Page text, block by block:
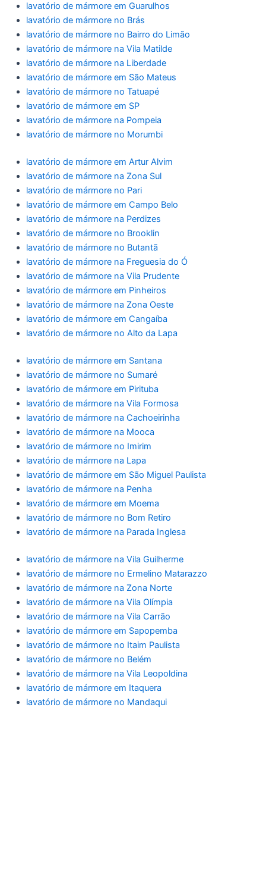
lavatório de mármore em Guarulhos
lavatório de mármore no Brás
lavatório de mármore no Bairro do Limão
lavatório de mármore na Vila Matilde
lavatório de mármore na Liberdade
lavatório de mármore em São Mateus
lavatório de mármore no Tatuapé
lavatório de mármore em SP
lavatório de mármore na Pompeia
lavatório de mármore no Morumbi
lavatório de mármore em Artur Alvim
lavatório de mármore na Zona Sul
lavatório de mármore no Pari
lavatório de mármore em Campo Belo
lavatório de mármore na Perdizes
lavatório de mármore no Brooklin
lavatório de mármore no Butantã
lavatório de mármore na Freguesia do Ó
lavatório de mármore na Vila Prudente
lavatório de mármore em Pinheiros
lavatório de mármore na Zona Oeste
lavatório de mármore em Cangaíba
lavatório de mármore no Alto da Lapa
lavatório de mármore em Santana
lavatório de mármore no Sumaré
lavatório de mármore em Pirituba
lavatório de mármore na Vila Formosa
lavatório de mármore na Cachoeirinha
lavatório de mármore na Mooca
lavatório de mármore no Imirim
lavatório de mármore na Lapa
lavatório de mármore em São Miguel Paulista
lavatório de mármore na Penha
lavatório de mármore em Moema
lavatório de mármore no Bom Retiro
lavatório de mármore na Parada Inglesa
lavatório de mármore na Vila Guilherme
lavatório de mármore no Ermelino Matarazzo
lavatório de mármore na Zona Norte
lavatório de mármore na Vila Olímpia
lavatório de mármore na Vila Carrão
lavatório de mármore em Sapopemba
lavatório de mármore no Itaim Paulista
lavatório de mármore no Belém
lavatório de mármore na Vila Leopoldina
lavatório de mármore em Itaquera
lavatório de mármore no Mandaqui